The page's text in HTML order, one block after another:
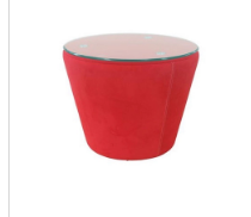
bóng bẩy, nhiều màu sắc
Chất liệu gỗ tạo ra sản
Ngoài ra, nếu kết hợp bàn
ra sản phẩm có tính đa dạng